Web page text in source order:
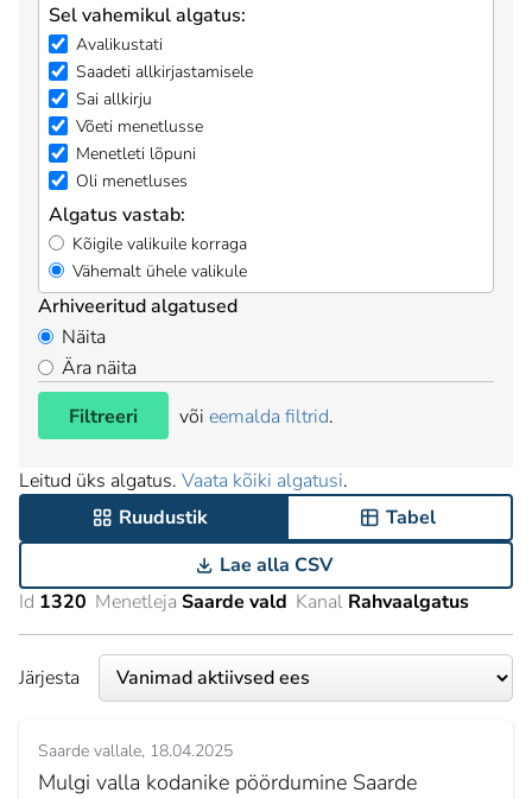
Sel vahemikul algatus:
Avalikustati
Saadeti allkirjastamisele
Sai allkirju
Võeti menetlusse
Menetleti lõpuni
Oli menetluses
Algatus vastab:
Kõigile valikuile korraga
Vähemalt ühele valikule
Arhiveeritud algatused
Näita
Ära näita
Filtreeri
või eemalda filtrid.
Leitud üks algatus. Vaata kõiki algatusi.
Ruudustik
Tabel
Lae alla CSV
Id 1320 Menetleja Saarde vald Kanal Rahvaalgatus
Järjesta
Saarde vallale 18.04.2025
Mulgi valla kodanike pöördumine Saarde